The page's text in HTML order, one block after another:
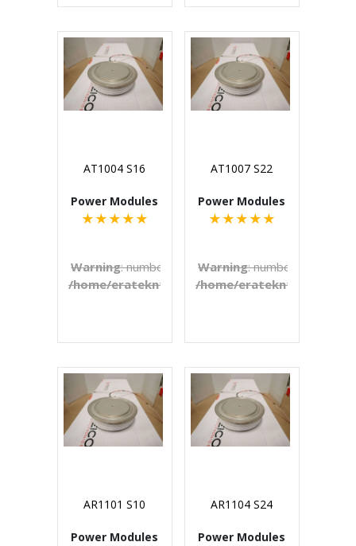
AT1004 S16
Power Modules
★ ★ ★ ★ ★
Warning: number_format() expects parameter 1
/home/eratekn1/public_html/includes/
AT1007 S22
Power Modules
★ ★ ★ ★ ★
Warning: number_format()
/home/eratekn1/
AR1101 S10
Power Modules
AR1104 S24
Power Modules